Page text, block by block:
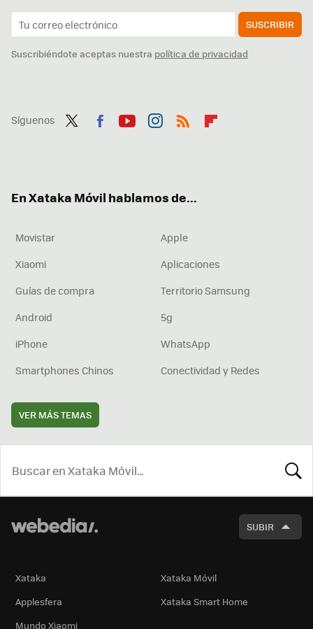
SUSCRIBIR
Suscribiéndote aceptas nuestra política de privacidad
Síguenos
En Xataka Móvil hablamos de...
Movistar
Apple
Xiaomi
Aplicaciones
Guías de compra
Territorio Samsung
Android
5g
iPhone
WhatsApp
Smartphones Chinos
Conectividad y Redes
VER MÁS TEMAS
SUBIR
Xataka
Xataka Móvil
Applesfera
Xataka Smart Home
Mundo Xiaomi